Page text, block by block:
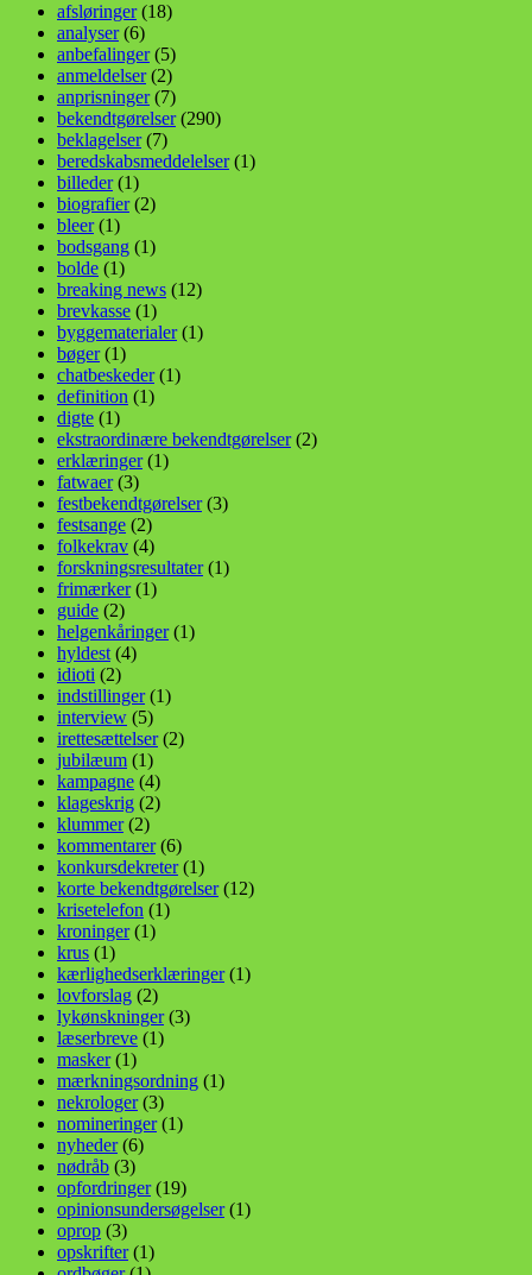
afsløringer(18)
analyser(6)
anbefalinger(5)
anmeldelser(2)
anprisninger(7)
bekendtgørelser(290)
beklagelser(7)
beredskabsmeddelelser(1)
billeder(1)
biografier(2)
bleer(1)
bodsgang (1)
bolde (1)
breaking news (12)
brevkasse (1)
byggematerialer(1)
bøger(1)
chatbeskeder(1)
definition (1)
digte (1)
ekstraordinære bekendtgørelser(2)
erklæringer(1)
fatwaer(3)
festbekendtgørelser(3)
festsange (2)
folkekrav (4)
forskningsresultater(1)
frimærker(1)
guide (2)
helgenkåringer(1)
hyldest (4)
idioti (2)
indstillinger(1)
interview (5)
irettesættelser(2)
jubilæum (1)
kampagne (4)
klageskrig (2)
klummer(2)
kommentarer(6)
konkursdekreter(1)
korte bekendtgørelser(12)
krisetelefon (1)
kroninger(1)
krus (1)
kærlighedserklæringer(1)
lovforslag (2)
lykønskninger(3)
læserbreve (1)
masker(1)
mærkningsordning (1)
nekrologer(3)
nomineringer(1)
nyheder(6)
nødråb (3)
opfordringer(19)
opinionsundersøgelser(1)
oprop (3)
opskrifter(1)